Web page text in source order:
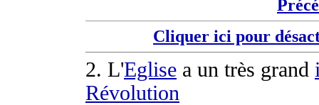
Cliquer ici pour
2. L'Eglise a un très grand
Révolution